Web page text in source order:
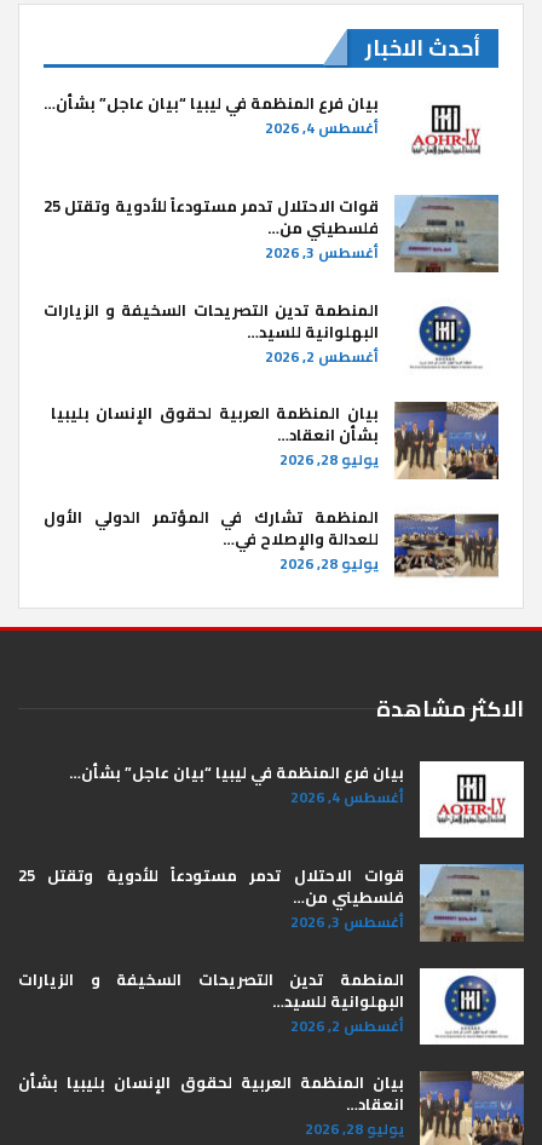
أحدث الاخبار
بيان فرع المنظمة في ليبيا “بيان عاجل” بشأن…
أغسطس 4, 2026
قوات الاحتلال تدمر مستودعاً للأدوية وتقتل 25
فلسطيني من…
أغسطس 3, 2026
المنطمة تدين التصريحات السخيفة و الزيارات
البهلوانية للسيد…
أغسطس 2, 2026
بيان المنظمة العربية لحقوق الإنسان بليبيا ​
بشأن انعقاد…
يوليو 28, 2026
المنظمة تشارك في المؤتمر الدولي الأول
للعدالة والإصلاح في…
يوليو 28, 2026
الاكثر مشاهدة
بيان فرع المنظمة في ليبيا “بيان عاجل” بشأن…
أغسطس 4, 2026
قوات الاحتلال تدمر مستودعاً للأدوية وتقتل 25
فلسطيني من…
أغسطس 3, 2026
المنطمة تدين التصريحات السخيفة و الزيارات
البهلوانية للسيد…
أغسطس 2, 2026
بيان المنظمة العربية لحقوق الإنسان بليبيا ​بشأن
انعقاد…
يوليو 28, 2026